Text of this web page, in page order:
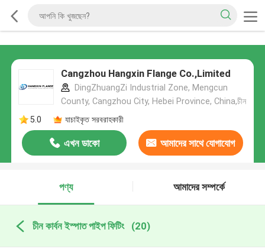
Cangzhou Hangxin Flange Co.,Limited
DingZhuangZi Industrial Zone, Mengcun
County, Cangzhou City, Hebei Province, China,চীন
5.0
যাচাইকৃত সরবরাহকারী
এখন ডাকো আমাদের সাথে যোগাযোগ
পণ্য
আমাদের সম্পর্কে
চীন কার্বন ইস্পাত পাইপ ফিটিং (20)